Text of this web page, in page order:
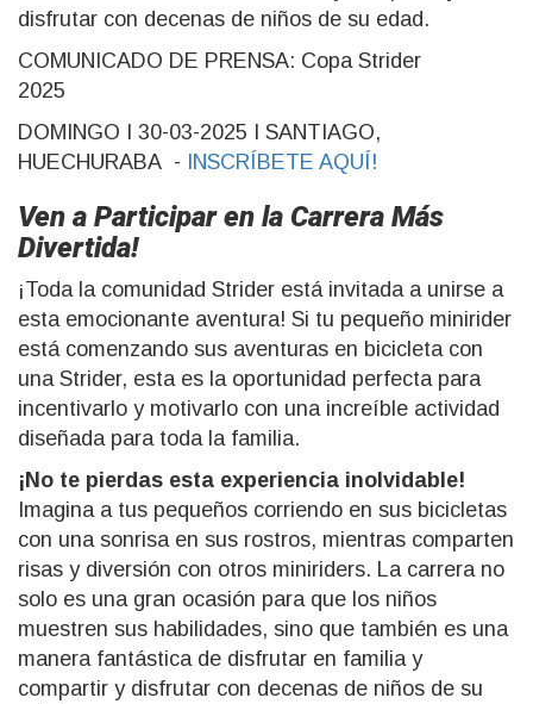
disfrutar con decenas de niños de su edad.
COMUNICADO DE PRENSA: Copa Strider
2025
DOMINGO I 30-03-2025 I SANTIAGO,
HUECHURABA -
INSCRÍBETE AQUÍ!
Ven a Participar en la Carrera Más
Divertida!
¡Toda la comunidad Strider está invitada a unirse a
esta emocionante aventura! Si tu pequeño minirider
está comenzando sus aventuras en bicicleta con
una Strider, esta es la oportunidad perfecta para
incentivarlo y motivarlo con una increíble actividad
diseñada para toda la familia.
¡No te pierdas esta experiencia inolvidable!
Imagina a tus pequeños corriendo en sus bicicletas
con una sonrisa en sus rostros, mientras comparten
risas y diversión con otros miniriders. La carrera no
solo es una gran ocasión para que los niños
muestren sus habilidades, sino que también es una
manera fantástica de disfrutar en familia y
compartir y disfrutar con decenas de niños de su